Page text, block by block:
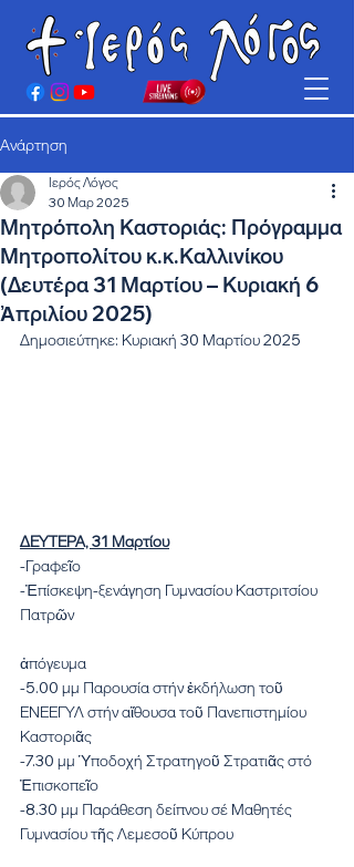
Ανάρτηση
Μητρόπολη Καστοριάς: Πρόγραμμα
Μητροπολίτου κ.κ.Καλλινίκου
(Δευτέρα 31 Μαρτίου – Κυριακή 6
Ἀπριλίου 2025)
Ιερός Λόγος
30 Μαρ 2025
Δημοσιεύτηκε: Κυριακή 30 Μαρτίου 2025
ΔΕΥΤΕΡΑ, 31 Μαρτίου
-Γραφεῖο
-Ἐπίσκεψη-ξενάγηση Γυμνασίου Καστριτσίου
Πατρῶν
ἀπόγευμα
-5.00 μμ Παρουσία στήν ἐκδήλωση τοῦ
ΕΝΕΕΓΥΛ στήν αἴθουσα τοῦ Πανεπιστημίου
Καστοριᾶς
-7.30 μμ Ὑποδοχή Στρατηγοῦ Στρατιᾶς στό
Ἐπισκοπεῖο
-8.30 μμ Παράθεση δείπνου σέ Μαθητές
Γυμνασίου τῆς Λεμεσοῦ Κύπρου